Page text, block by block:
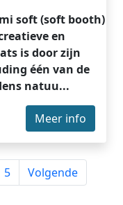
soft (soft booth)
en
is door zijn
één van de
natuu...
Meer info
5 Volgende